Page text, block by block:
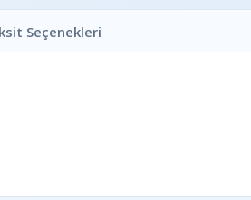
Seçenekleri